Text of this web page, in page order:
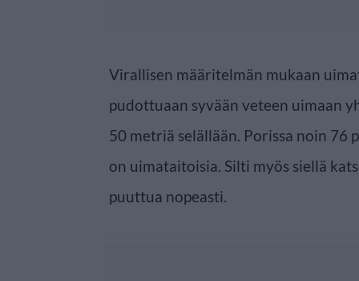
Virallisen määritelmän mukaan
pudottuaan syvään veteen uimaan
50 metriä selällään. Porissa noin 76
on uimataitoisia. Silti myös siellä
puuttua nopeasti.